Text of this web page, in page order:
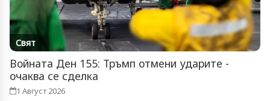
Свят
Войната Ден 155: Тръмп отмени ударите -
очаква се сделка
1 Август 2026